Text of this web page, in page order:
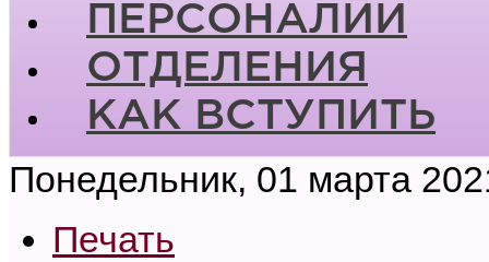
ПЕРСОНАЛИИ
ОТДЕЛЕНИЯ
КАК ВСТУПИТЬ
Понедельник, 01 марта
Печать